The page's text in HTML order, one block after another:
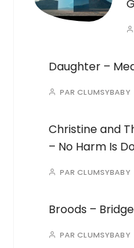
Daughter –
PAR CLUMSYBABY
Christine and
– No Harm Is
PAR CLUMSYBABY
Broods –
PAR CLUMSYBABY